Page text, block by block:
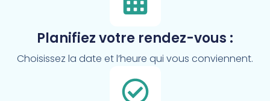
Planifiez votre rendez-vous :
Choisissez la date et l’heure qui vous conviennent.